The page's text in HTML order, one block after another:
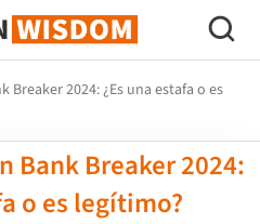
de Bitcoin
Breaker 2024: ¿Es una estafa o es
Bank Breaker 2024:
o es legítimo?